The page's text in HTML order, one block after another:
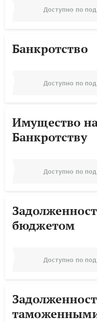
Доступно по
Банкротство
Доступно по
Имущество
Банкротству
Доступно по
бюджетом
Доступно по